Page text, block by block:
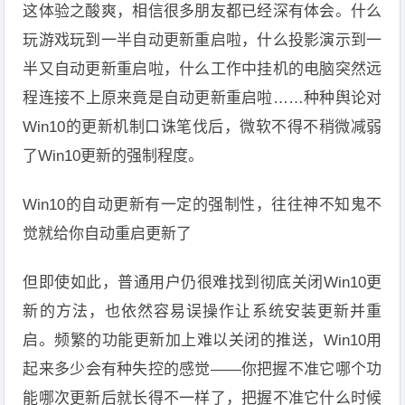
这体验之酸爽，相信很多朋友都已经深有体会。什么
玩游戏玩到一半自动更新重启啦，什么投影演示到一
半又自动更新重启啦，什么工作中挂机的电脑突然远
程连接不上原来竟是自动更新重启啦……种种舆论对
Win10的更新机制口诛笔伐后，微软不得不稍微减弱
了Win10更新的强制程度。
Win10的自动更新有一定的强制性，往往神不知鬼不
觉就给你自动重启更新了
但即使如此，普通用户仍很难找到彻底关闭Win10更
新的方法，也依然容易误操作让系统安装更新并重
启。频繁的功能更新加上难以关闭的推送，Win10用
起来多少会有种失控的感觉——你把握不准它哪个功
能哪次更新后就长得不一样了，把握不准它什么时候